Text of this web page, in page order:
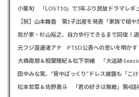
我が家・杉山裕之、自力歩行できるまで回復！
大森南朋＆相葉雅紀＆松下奈緒 「大追跡
松本若菜＆佐野勇斗 「君の好きは無敵」第4話